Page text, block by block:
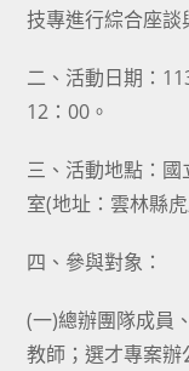
技專進行綜合座談
二、活動日期：
12：00。
三、活動地點：
室(地址：雲林縣
四、參與對象：
(一)總辦團隊成員
教師；選才專案辦